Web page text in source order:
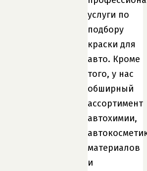
услуги по
подбору
краски для
авто. Кроме
того, у нас
обширный
ассортимент
автохимии,
материалов
и